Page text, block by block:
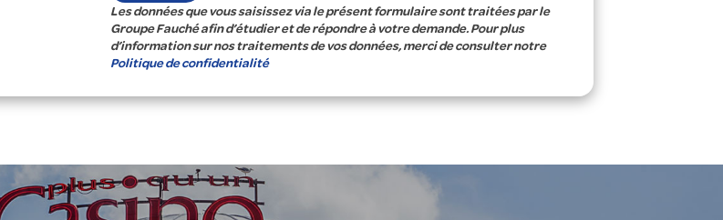
Les données que vous saisissez via le présent formulaire sont traitées par le
Groupe Fauché afin d’étudier et de répondre à votre demande. Pour plus
d’information sur nos traitements de vos données, merci de consulter notre
Politique de confidentialité